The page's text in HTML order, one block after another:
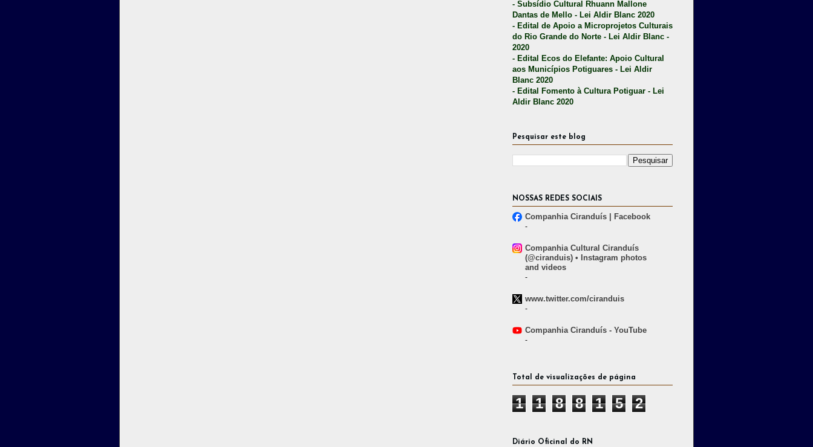
- Subsídio Cultural Rhuann Mallone
Dantas de Mello - Lei Aldir Blanc 2020
- Edital de Apoio a Microprojetos Culturais
do Rio Grande do Norte - Lei Aldir Blanc -
2020
- Edital Ecos do Elefante: Apoio Cultural
aos Municípios Potiguares - Lei Aldir
Blanc 2020
- Edital Fomento à Cultura Potiguar - Lei
Aldir Blanc 2020
Pesquisar este blog
NOSSAS REDES SOCIAIS
Companhia Ciranduís | Facebook
-
Companhia Cultural Ciranduís
(@ciranduis) • Instagram photos
and videos
-
www.twitter.com/ciranduis
-
Companhia Ciranduís - YouTube
-
Total de visualizações de página
1 1 8 8 1 5 2
Diário Oficinal do RN